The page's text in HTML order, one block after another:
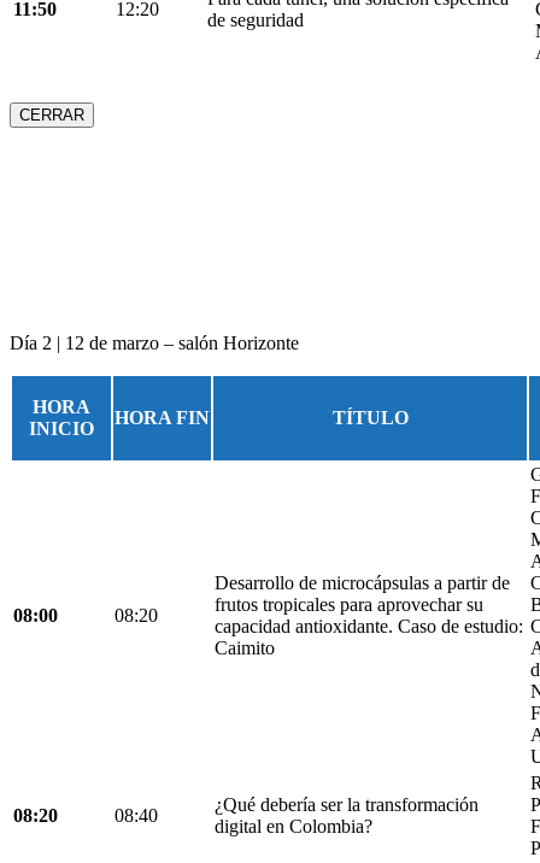
11:50 12:20
de seguridad
CERRAR
Día 2 | 12 de marzo – salón Horizonte
HORA
INICIO
HORA FIN TÍTULO
08:00 08:20
Desarrollo de microcápsulas a partir de
frutos tropicales para aprovechar su
capacidad antioxidante. Caso de estudio:
Caimito
08:20 08:40
¿Qué debería ser la transformación
digital en Colombia?